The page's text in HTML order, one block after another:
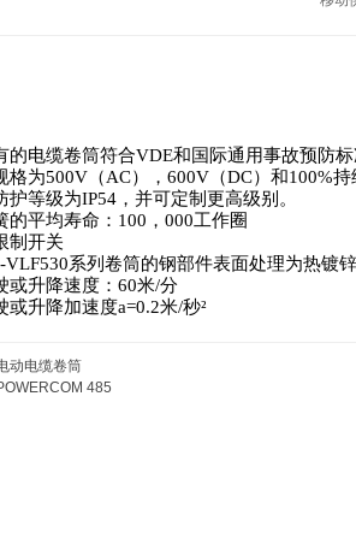
的电缆卷筒符合VDE和国际通用事故预防标
格为500V（AC），600V（DC）和100%持
护等级为IP54，并可定制更高级别。
的平均寿命：100，000工作圈
制开关
VLF530系列卷筒的钢部件表面处理为热镀
或升降速度：60米/分
或升降加速度a=0.2米/秒²
动电缆卷筒
485